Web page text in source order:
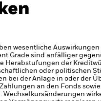
wesentliche
Grade sind anfälliger
Herabstufungen der
oder politischen
bei der Anlage in oder der
an den Fonds sowie